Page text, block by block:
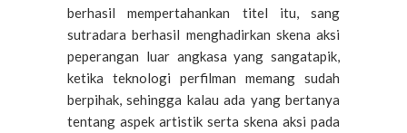
berhasil mempertahankan titel itu, sang
sutradara berhasil menghadirkan skena aksi
peperangan luar angkasa yang sangatapik,
ketika teknologi perfilman memang sudah
berpihak, sehingga kalau ada yang bertanya
tentang aspek artistik serta skena aksi pada